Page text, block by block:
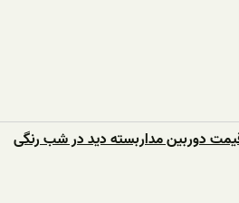
دوربین مداربسته دید در شب رنگی